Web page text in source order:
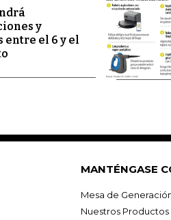
y
entre el 6 y el
MANTÉNGASE
Mesa de
Nuestros Productos